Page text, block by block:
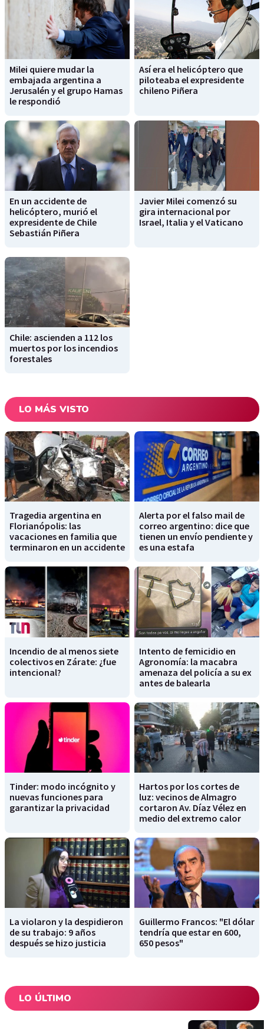
Milei quiere mudar la
embajada argentina a
Jerusalén y el grupo Hamas
le respondió
Así era el helicóptero que
piloteaba el expresidente
chileno Piñera
En un accidente de
helicóptero, murió el
expresidente de Chile
Sebastián Piñera
Javier Milei comenzó su
gira internacional por
Israel, Italia y el Vaticano
Chile: ascienden a 112 los
muertos por los incendios
forestales
LO MÁS VISTO
Tragedia argentina en
Florianópolis: las
vacaciones en familia que
terminaron en un accidente
Alerta por el falso mail de
correo argentino: dice que
tienen un envío pendiente y
es una estafa
Incendio de al menos siete
colectivos en Zárate: ¿fue
intencional?
Intento de femicidio en
Agronomía: la macabra
amenaza del policía a su ex
antes de balearla
Tinder: modo incógnito y
nuevas funciones para
garantizar la privacidad
Hartos por los cortes de
luz: vecinos de Almagro
cortaron Av. Díaz Vélez en
medio del extremo calor
La violaron y la despidieron
de su trabajo: 9 años
después se hizo justicia
Guillermo Francos: "El dólar
tendría que estar en 600,
650 pesos"
LO ÚLTIMO